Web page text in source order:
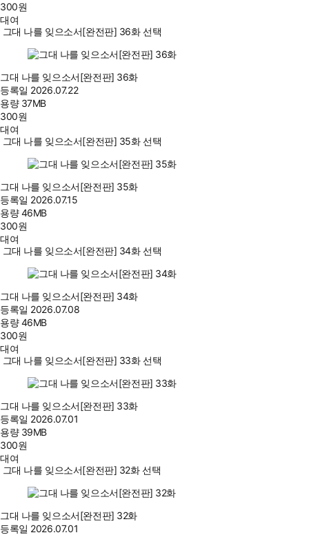
300원
대여
그대 나를 잊으소서[완전판] 36화 선택
그대 나를 잊으소서[완전판] 36화
등록일 2026.07.22
용량 37MB
300원
대여
그대 나를 잊으소서[완전판] 35화 선택
그대 나를 잊으소서[완전판] 35화
등록일 2026.07.15
용량46MB
300원
대여
그대 나를 잊으소서[완전판] 34화 선택
그대 나를 잊으소서[완전판] 34화
등록일 2026.07.08
용량46MB
300원
대여
그대 나를 잊으소서[완전판] 33화 선택
그대 나를 잊으소서[완전판] 33화
등록일 2026.07.01
용량 39MB
300원
대여
그대 나를 잊으소서[완전판] 32화 선택
그대 나를 잊으소서[완전판] 32화
등록일 2026.07.01